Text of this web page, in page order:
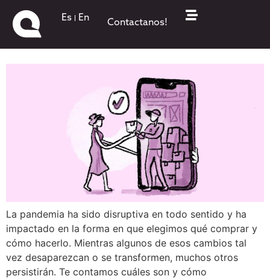
Es En Contactanos!
Los nuevos hábitos de
consumo online
La pandemia ha sido disruptiva en todo sentido y ha
impactado en la forma en que elegimos qué comprar y
cómo hacerlo. Mientras algunos de esos cambios tal
vez desaparezcan o se transformen, muchos otros
persistirán. Te contamos cuáles son y cómo